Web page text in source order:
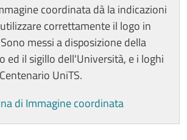
coordinata dà la indicazioni
correttamente il logo in
messi a disposizione della
ed il sigillo dell'Università, e i loghi
UniTS.
di Immagine coordinata